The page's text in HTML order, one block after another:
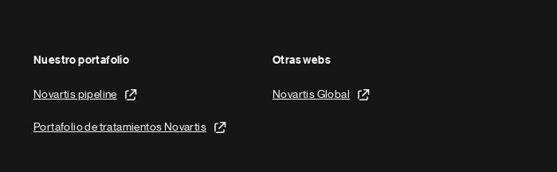
Nuestro portafolio
Novartis pipeline
Portafolio de tratamientos Novartis
Otras webs
Novartis Global